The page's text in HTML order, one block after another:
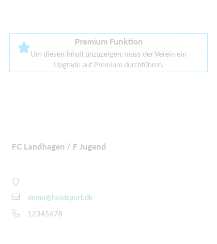
Premium Funktion
Um diesen Inhalt anzuzeigen, muss der Verein ein
Upgrade auf Premium durchführen.
Derzeit gibt es keine Sponsoren
FC Landhagen / F Jugend
demo@holdsport.dk
12345678